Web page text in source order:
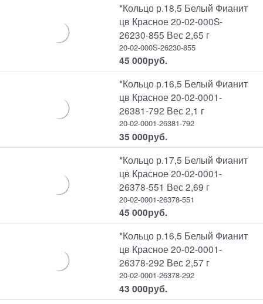
*Кольцо р.18,5 Белый Фианит
цв Красное 20-02-000S-
26230-855 Вес 2,65 г
20-02-000S-26230-855
45 000руб.
*Кольцо р.16,5 Белый Фианит
цв Красное 20-02-0001-
26381-792 Вес 2,1 г
20-02-0001-26381-792
35 000руб.
*Кольцо р.17,5 Белый Фианит
цв Красное 20-02-0001-
26378-551 Вес 2,69 г
20-02-0001-26378-551
45 000руб.
*Кольцо р.16,5 Белый Фианит
цв Красное 20-02-0001-
26378-292 Вес 2,57 г
20-02-0001-26378-292
43 000руб.